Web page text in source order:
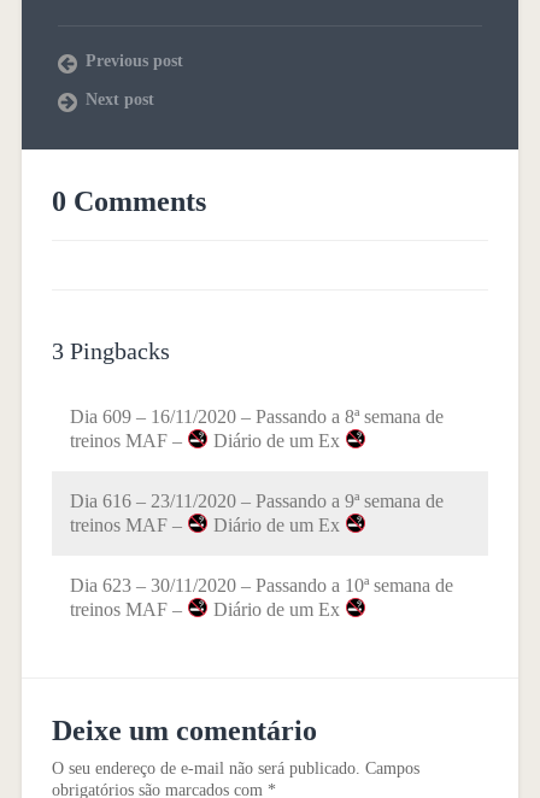
Previous post
Next post
0 Comments
3 Pingbacks
Dia 609 – 16/11/2020 – Passando a 8ª semana de
treinos MAF –
Diário de um Ex
Dia 616 – 23/11/2020 – Passando a 9ª semana de
treinos MAF –
Diário de um Ex
Dia 623 – 30/11/2020 – Passando a 10ª semana de
treinos MAF –
Diário de um Ex
Deixe um comentário
O seu endereço de e-mail não será publicado. Campos
obrigatórios são marcados com *